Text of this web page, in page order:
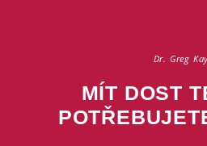
Dr. Greg
MÍT DOST